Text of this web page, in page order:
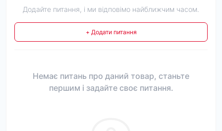
Додайте питання, і ми відповімо найближчим часом.
+ Додати питання
Немає питань про даний товар, станьте
першим і задайте своє питання.